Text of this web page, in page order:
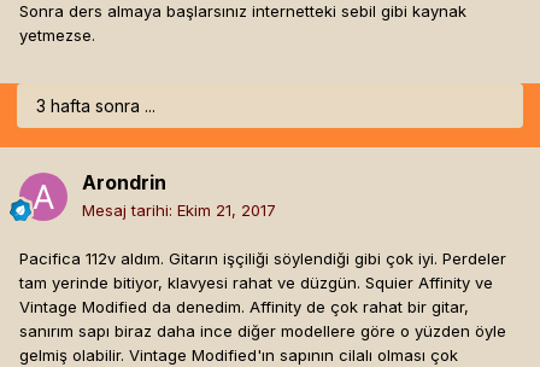
Sonra ders almaya başlarsınız internetteki sebil gibi kaynak
yetmezse.
3 hafta sonra ...
Arondrin
Mesaj tarihi: Ekim 21, 2017
Pacifica 112v aldım. Gitarın işçiliği söylendiği gibi çok iyi. Perdeler
tam yerinde bitiyor, klavyesi rahat ve düzgün. Squier Affinity ve
Vintage Modified da denedim. Affinity de çok rahat bir gitar,
sanırım sapı biraz daha ince diğer modellere göre o yüzden öyle
gelmiş olabilir. Vintage Modified'ın sapının cilalı olması çok